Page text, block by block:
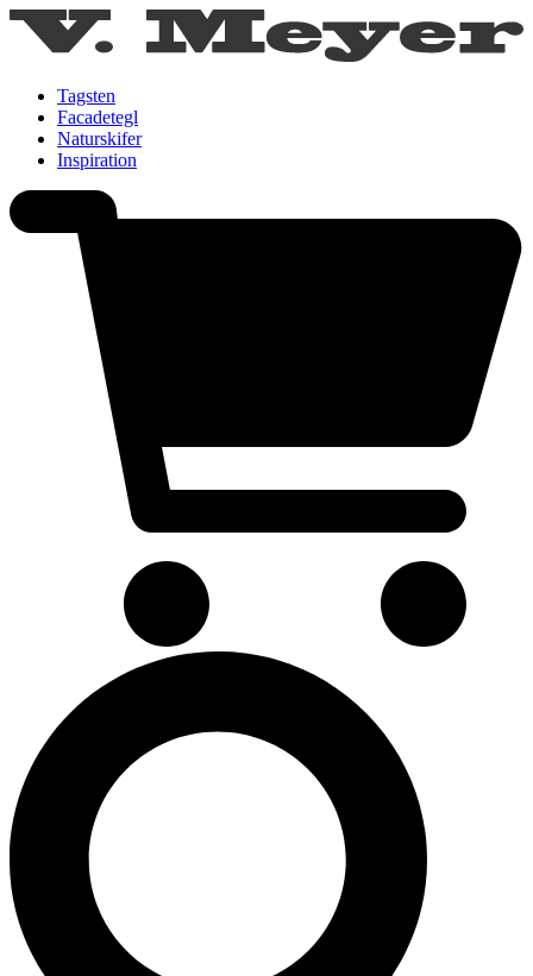
Tagsten
Facadetegl
Naturskifer
Inspiration